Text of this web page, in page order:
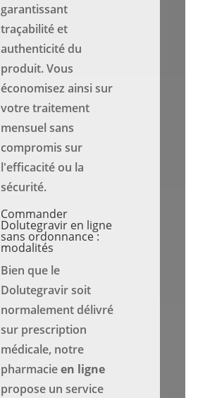
garantissant
traçabilité et
authenticité du
produit. Vous
économisez ainsi sur
votre traitement
mensuel sans
compromis sur
l'efficacité ou la
sécurité.
Commander
Dolutegravir en ligne
sans ordonnance :
modalités
Bien que le
Dolutegravir soit
normalement délivré
sur prescription
médicale, notre
pharmacieen ligne
propose un service